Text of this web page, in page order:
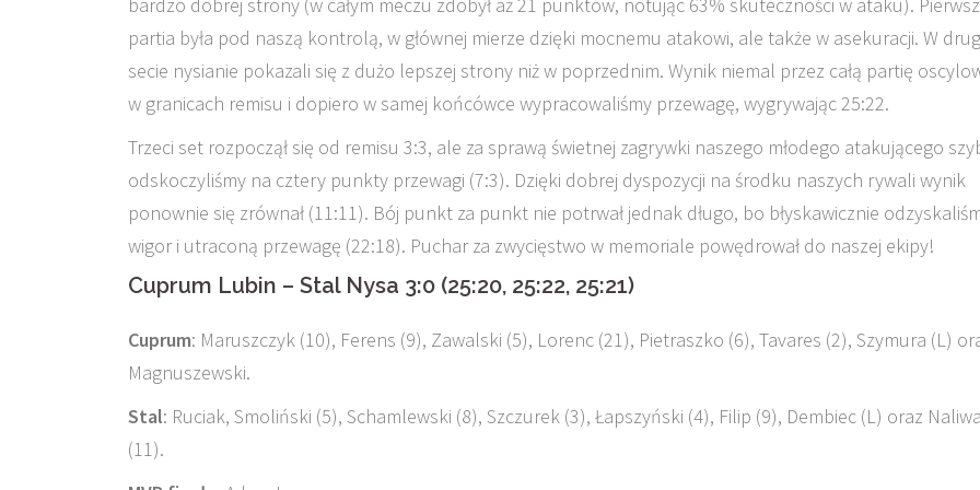
bardzo dobrej strony (w całym meczu zdobył aż 21 punktów, notując 63% skuteczności w ataku).
partia była pod naszą kontrolą, w głównej mierze dzięki mocnemu atakowi, ale także w asekuracji. W
secie nysianie pokazali się z dużo lepszej strony niż w poprzednim. Wynik niemal przez całą partię
w granicach remisu i dopiero w samej końcówce wypracowaliśmy przewagę, wygrywając 25:22.
Trzeci set rozpoczął się od remisu 3:3, ale za sprawą świetnej zagrywki naszego młodego atakującego
odskoczyliśmy na cztery punkty przewagi (7:3). Dzięki dobrej dyspozycji na środku naszych rywali wynik
ponownie się zrównał (11:11). Bój punkt za punkt nie potrwał jednak długo, bo błyskawicznie
wigor i utraconą przewagę (22:18). Puchar za zwycięstwo w memoriale powędrował do naszej ekipy!
Cuprum Lubin – Stal Nysa 3:0 (25:20, 25:22, 25:21)
Cuprum: Maruszczyk (10), Ferens (9), Zawalski (5), Lorenc (21), Pietraszko (6), Tavares (2), Szymura (L)
Magnuszewski.
Stal: Ruciak, Smoliński (5), Schamlewski (8), Szczurek (3), Łapszyński (4), Filip (9), Dembiec (L) oraz
(11).